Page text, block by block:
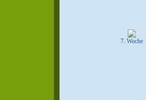
7. Woche